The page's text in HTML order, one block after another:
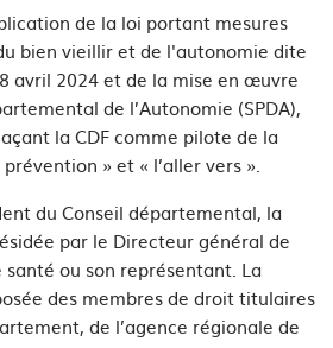
de la loi portant mesures
bien vieillir et de l'autonomie dite
avril 2024 et de la mise en œuvre
de l’Autonomie (SPDA),
la CDF comme pilote de la
» et « l’aller vers ».
du Conseil départemental, la
par le Directeur général de
santé ou son représentant. La
des membres de droit titulaires
de l’agence régionale de